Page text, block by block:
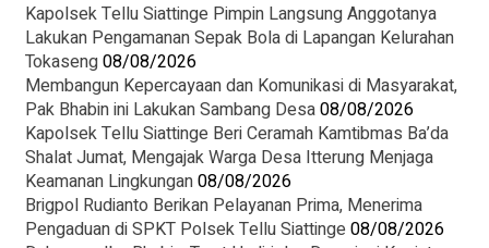
Kapolsek Tellu Siattinge Pimpin Langsung Anggotanya
Lakukan Pengamanan Sepak Bola di Lapangan Kelurahan
Tokaseng08/08/2026
Membangun Kepercayaan dan Komunikasi di Masyarakat,
Pak Bhabin ini Lakukan Sambang Desa08/08/2026
Kapolsek Tellu Siattinge Beri Ceramah Kamtibmas Ba’da
Shalat Jumat, Mengajak Warga Desa Itterung Menjaga
Keamanan Lingkungan08/08/2026
Brigpol Rudianto Berikan Pelayanan Prima, Menerima
Pengaduan di SPKT Polsek Tellu Siattinge08/08/2026